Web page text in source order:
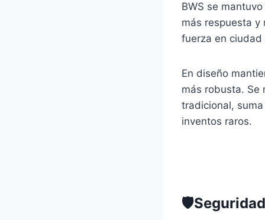
BWS se
más respuesta y
fuerza en ciudad
En diseño
más robusta. Se
tradicional,
inventos raros.